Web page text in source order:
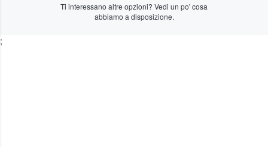
Ti interessano altre opzioni? Vedi un po' cosa
abbiamo a disposizione.
;